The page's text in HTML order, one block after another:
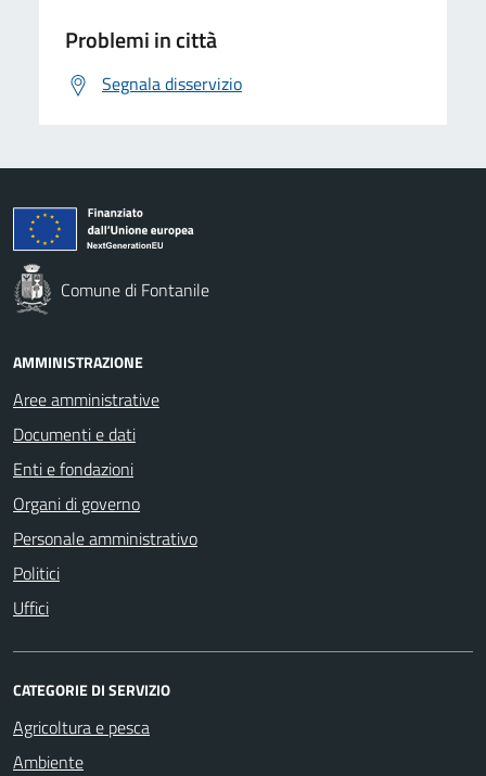
Problemi in città
Segnala disservizio
Comune di Fontanile
AMMINISTRAZIONE
Aree amministrative
Documenti e dati
Enti e fondazioni
Organi di governo
Personale amministrativo
Politici
Uffici
CATEGORIE DI SERVIZIO
Agricoltura e pesca
Ambiente